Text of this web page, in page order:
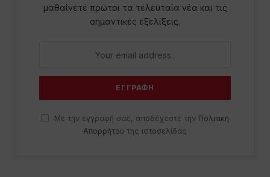
μαθαίνετε πρώτοι τα τελευταία νέα και τις
σημαντικές εξελίξεις.
Με την εγγραφή σας, αποδέχεστε την Πολιτική
Απορρήτου της ιστοσελίδας